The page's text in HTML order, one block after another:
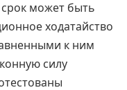
срок может быть
ходатайство
к ним
силу